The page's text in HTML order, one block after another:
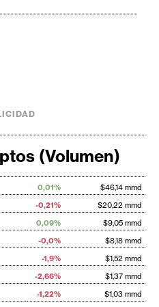
(Volumen)
0,01%
$46,14 mmd
-0,21%
$20,22 mmd
0,09%
$9,05 mmd
-0,0%
$8,18 mmd
-1,9%
$1,52 mmd
-2,66%
$1,37 mmd
-1,22%
$1,03 mmd